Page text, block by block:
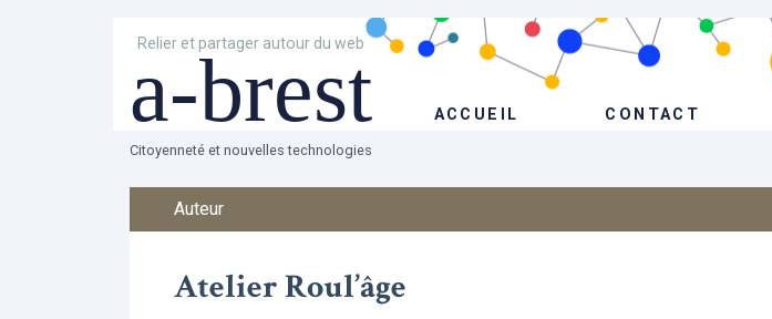
Relier et partager autour du web
a-brest ACCUEIL CONTACT
Citoyenneté et nouvelles technologies
Auteur
Atelier Roul’âge